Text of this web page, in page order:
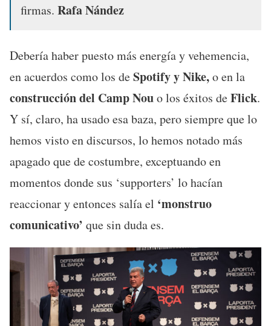
firmas. Rafa Nández
Debería haber puesto más energía y vehemencia,
en acuerdos como los deSpotify y Nike,o en la
construcción del Camp Nouo los éxitos deFlick.
Y sí, claro, ha usado esa baza, pero siempre que lo
hemos visto en discursos, lo hemos notado más
apagado que de costumbre, exceptuando en
momentos donde sus ‘supporters’ lo hacían
reaccionar y entonces salía el ‘monstruo
comunicativo’ que sin duda es.